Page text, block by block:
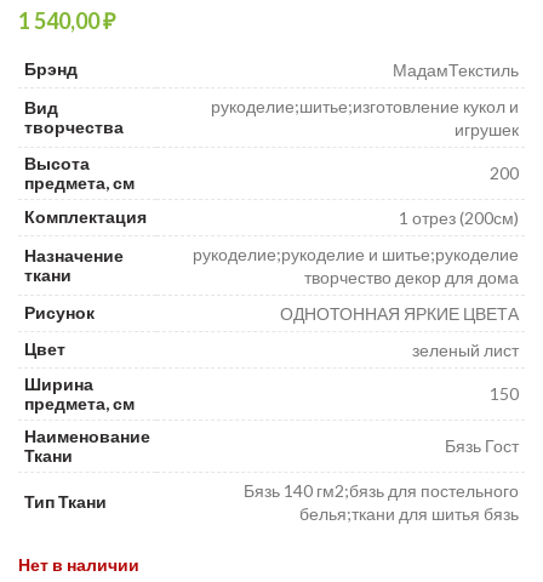
₽
Брэнд
МадамТекстиль
Вид
творчества
рукоделие;шитье;изготовление кукол и
игрушек
Высота
предмета, см
200
Комплектация
1 отрез (200см)
Назначение
ткани
рукоделие;рукоделие и шитье;рукоделие
творчество декор для дома
Рисунок
ОДНОТОННАЯ ЯРКИЕ ЦВЕТА
Цвет
зеленый лист
Ширина
предмета, см
150
Наименование
Ткани
Бязь Гост
Тип Ткани
Бязь 140 гм2;бязь для постельного
белья;ткани для шитья бязь
Нет в наличии